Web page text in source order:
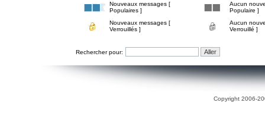
Nouveaux messages [
Populaires ]
Aucun
Populaire ]
Nouveaux messages [
Verrouillés ]
Aucun
Verrouillé ]
Rechercher pour:
Copyright 2006-